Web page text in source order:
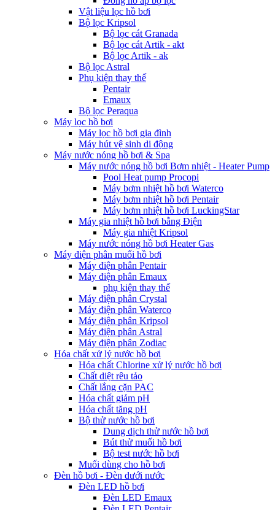
Vật liệu lọc hồ bơi
Bộ lọc Kripsol
Bộ lọc cát Granada
Bộ lọc cát Artik - akt
Bộ lọc Artik - ak
Bộ lọc Astral
Phụ kiện thay thế
Pentair
Emaux
Bộ lọc Peraqua
Máy lọc hồ bơi
Máy lọc hồ bơi gia đình
Máy hút vệ sinh di động
Máy nước nóng hồ bơi & Spa
Máy nước nóng hồ bơi Bơm nhiệt - Heater Pump
Pool Heat pump Procopi
Máy bơm nhiệt hồ bơi Waterco
Máy bơm nhiệt hồ bơi Pentair
Máy bơm nhiệt hồ bơi LuckingStar
Máy gia nhiệt hồ bơi bằng Điện
Máy gia nhiệt Kripsol
Máy nước nóng hồ bơi Heater Gas
Máy điện phân muối hồ bơi
Máy điện phân Pentair
Máy điện phân Emaux
phụ kiện thay thế
Máy điện phân Crystal
Máy điện phân Waterco
Máy điện phân Kripsol
Máy điện phân Astral
Máy điện phân Zodiac
Hóa chất xử lý nước hồ bơi
Hóa chất Chlorine xử lý nước hồ bơi
Chất diệt rêu tảo
Chất lắng cặn PAC
Hóa chất giảm pH
Hóa chất tăng pH
Bộ thử nước hồ bơi
Dung dịch thử nước hồ bơi
Bút thử muối hồ bơi
Bộ test nước hồ bơi
Muối dùng cho hồ bơi
Đèn hồ bơi - Đèn dưới nước
Đèn LED hồ bơi
Đèn LED Emaux